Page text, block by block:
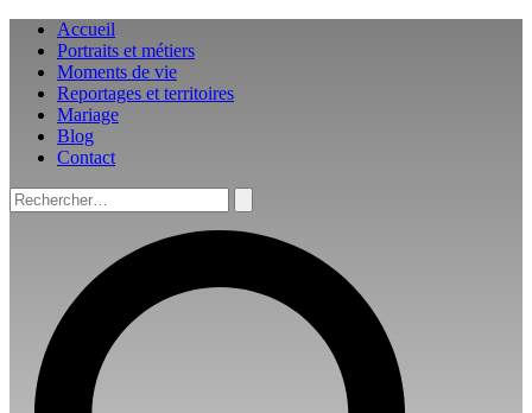
Aller
contenu
Accueil
Portraits et métiers
Moments de vie
Reportages et territoires
Mariage
Blog
Contact
Rechercher :